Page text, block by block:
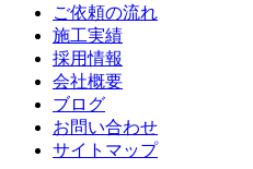
ご依頼の流れ
施工実績
採用情報
会社概要
ブログ
お問い合わせ
サイトマップ